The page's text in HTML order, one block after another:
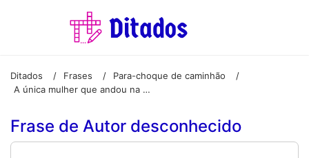
Ditados / Frases / Para-choque de caminhão
/
A única mulher que andou na linha o trem pegou.
Frase de Autor desconhecido